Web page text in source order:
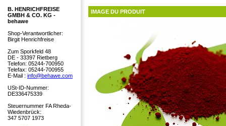
B. HENRICHFREISE
GMBH & CO. KG -
behawe
Shop-Verantwortlicher:
Birgit Henrichfreise
Zum Sporkfeld 48
DE - 33397 Rietberg
Telefon: 05244-700950
Telefax: 05244-700955
E-Mail : info@behawe.com
USt-ID-Nummer:
DE336475339
Steuernummer FA Rheda-
Wiedenbrück:
347 5707 1973
IMAGE DU PRODUIT